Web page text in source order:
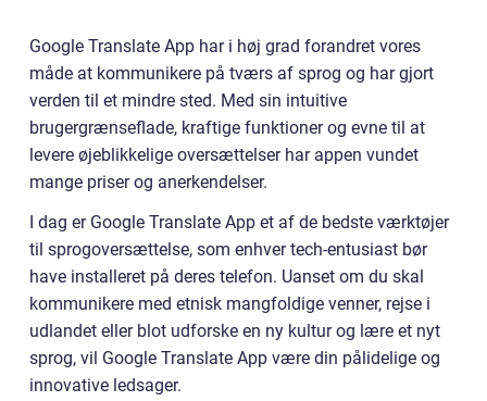
Google Translate App har i høj grad forandret vores
måde at kommunikere på tværs af sprog og har gjort
verden til et mindre sted. Med sin intuitive
brugergrænseflade, kraftige funktioner og evne til at
levere øjeblikkelige oversættelser har appen vundet
mange priser og anerkendelser.
I dag er Google Translate App et af de bedste værktøjer
til sprogoversættelse, som enhver tech-entusiast bør
have installeret på deres telefon. Uanset om du skal
kommunikere med etnisk mangfoldige venner, rejse i
udlandet eller blot udforske en ny kultur og lære et nyt
sprog, vil Google Translate App være din pålidelige og
innovative ledsager.